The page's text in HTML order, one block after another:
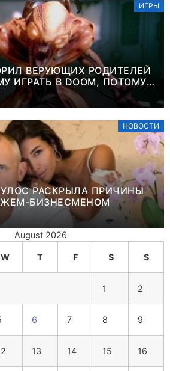
ИГРЫ
ВЕРУЮЩИХ РОДИТЕЛЕЙ
ИГРАТЬ В DOOM, ПОТОМУ
ИГРА ПРО
НОВОСТИ
РАСКРЫЛА ПРИЧИНЫ
БИЗНЕСМЕНОМ
August 2026
W T F S S
1 2
6 7 8 9
13 14 15 16